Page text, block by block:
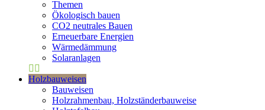
Themen
Ökologisch bauen
CO2 neutrales Bauen
Erneuerbare Energien
Wärmedämmung
Solaranlagen
Holzbauweisen
Bauweisen
Holzrahmenbau, Holzständerbauweise